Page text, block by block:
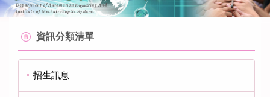
資訊分類清單
招生訊息